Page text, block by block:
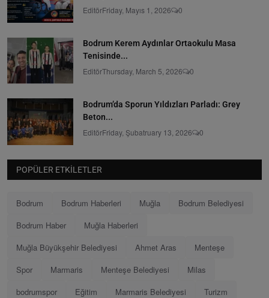
EditörFriday, Mayıs 1, 2026 0
Bodrum Kerem Aydınlar Ortaokulu Masa
Tenisinde...
EditörThursday, March 5, 2026 0
Bodrum’da Sporun Yıldızları Parladı: Grey
Beton...
EditörFriday, Şubatruary 13, 2026 0
POPÜLER ETKILETLER
Bodrum Bodrum Haberleri Muğla
Bodrum Belediyesi
Bodrum Haber
Muğla Haberleri
Muğla Büyükşehir Belediyesi
Ahmet Aras
Menteşe
Spor
Marmaris Menteşe Belediyesi
Milas
bodrumspor
Eğitim Marmaris Belediyesi
Turizm